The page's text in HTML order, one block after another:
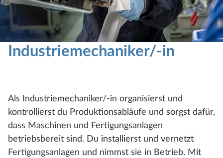
Industriemechaniker/-in
Als Industriemechaniker/-in organisierst und
kontrollierst du Produktionsabläufe und sorgst dafür,
dass Maschinen und Fertigungsanlagen
betriebsbereit sind. Du installierst und vernetzt
Fertigungsanlagen und nimmst sie in Betrieb. Mit